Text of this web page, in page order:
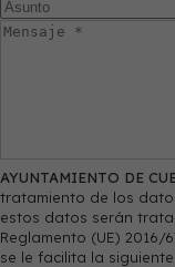
AYUNTAMIENTO DE
tratamiento de los
estos datos serán
Reglamento (UE) 2016/
se le facilita la